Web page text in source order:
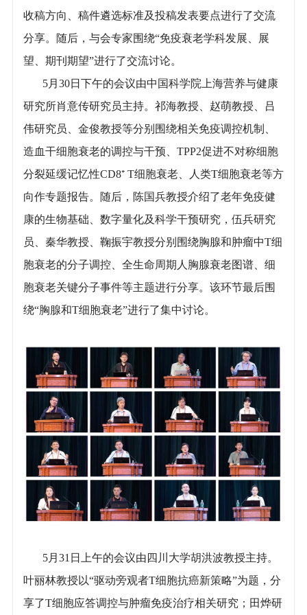
收稿方向、稿件遴选标准及投稿发表要点进行了交流
分享。随后，与会专家围绕“免疫衰老学科发展、展
望、期刊期望”进行了交流讨论。
5月30日下午的会议由中国科学院上海营养与健康
研究所肖意传研究员主持。祁海教授、赵萌教授、吕
伟研究员、金俊教授等分别围绕相关免疫调控机制、
造血干细胞衰老的调控与干预、TPP2促进不对称细胞
分裂延缓记忆性CD8⁺ T细胞衰老、人类T细胞衰老等方
向作专题报告。随后，陈国兵教授介绍了老年免疫健
康的生物基础、数字量化及科学干预研究，伍兵研究
员、秦华教授、鞠振宇教授分别围绕胸腺和肿瘤中T细
胞衰老的分子调控、全生命周期人胸腺衰老图谱、细
胞衰老关键分子事件等主题进行分享。该环节最后围
绕“胸腺和T细胞衰老”进行了集中讨论。
5月31日上午的会议由四川大学胡洪波教授主持。
叶丽林教授以“驱动旁观者T细胞抗癌新策略”为题，分
享了T细胞应答调控与肿瘤免疫治疗相关研究；田烨研